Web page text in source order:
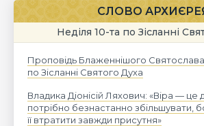
СЛОВО
Неділя 10-та по Зісланні
Проповідь Блаженнішого Святослава
по Зісланні Святого Духа
Владика Діонісій Ляхович: «Віра — це
потрібно безнастанно збільшувати,
її втратити завжди присутня»